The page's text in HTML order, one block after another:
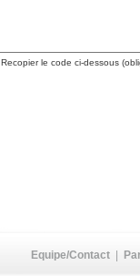
Recopier le code ci-dessous
Equipe/Contact